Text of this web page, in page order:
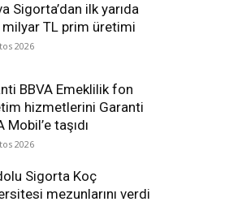
Sigorta’dan ilk yarıda
TL prim üretimi
2026
BBVA Emeklilik fon
hizmetlerini Garanti
Mobil’e taşıdı
2026
Sigorta Koç
mezunlarını verdi